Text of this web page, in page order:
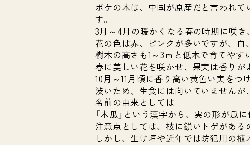
ボケの木は、中国が原産だと言われ
す。
3月～4月の暖かくなる春の時期に咲き
花の色は赤、ピンクが多いですが、
樹木の高さも1～3ｍと低木で育てやす
春に美しい花を咲かせ、果実は香り
10月～11月頃に香り高い黄色い実をつけ
渋いため、生食には向いていませんが
名前の由来としては
「木瓜」という漢字から、実の形が瓜
注意点としては、枝に鋭いトゲがある
しかし、生け垣や近年では防犯用の植